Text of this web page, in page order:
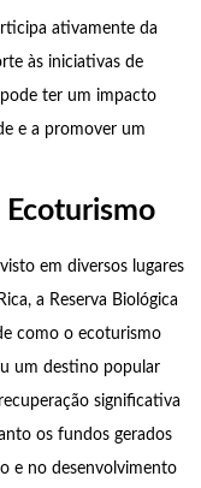
ativamente da
às iniciativas de
ter um impacto
e a promover um
Ecoturismo
em diversos lugares
a Reserva Biológica
como o ecoturismo
um destino popular
significativa
os fundos gerados
e no desenvolvimento